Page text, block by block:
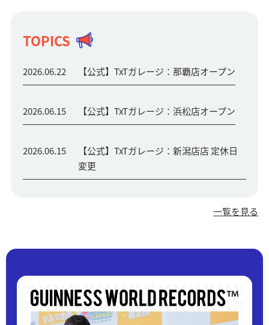
TOPICS
2026.06.22 【公式】TxTガレージ：那覇店オープン
2026.06.15 【公式】TxTガレージ：浜松店オープン
2026.06.15
【公式】TxTガレージ：新潟店店 定休日
変更
一覧を見る